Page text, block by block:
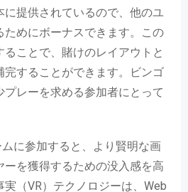
に提供されているので、他のユ
ためにボーナスできます。この
ることで、賭けのレイアウトと
完することができます。ビンゴ
レーを求める参加者にとって
に参加すると、より賢明な画
を獲得するための没入感を高
（VR）テクノロジーは、Web